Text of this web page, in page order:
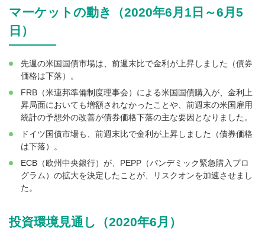
マーケットの動き（2020年6月1日～6月5
日）
先週の米国国債市場は、前週末比で金利が上昇しました（債券
価格は下落）。
FRB（米連邦準備制度理事会）による米国国債購入が、金利上
昇局面においても増額されなかったことや、前週末の米国雇用
統計の予想外の改善が債券価格下落の主な要因となりました。
ドイツ国債市場も、前週末比で金利が上昇しました（債券価格
は下落）。
ECB（欧州中央銀行）が、PEPP（パンデミック緊急購入プロ
グラム）の拡大を決定したことが、リスクオンを加速させまし
た。
投資環境見通し（2020年6月）